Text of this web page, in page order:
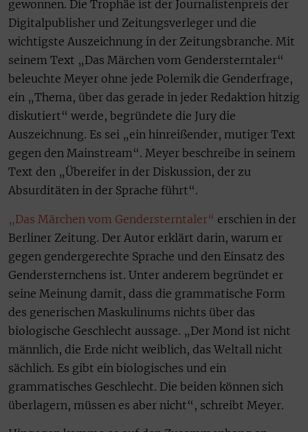
gewonnen. Die Trophäe ist der Journalistenpreis der
Digitalpublisher und Zeitungsverleger und die
wichtigste Auszeichnung in der Zeitungsbranche. Mit
seinem Text „Das Märchen vom Gendersterntaler“
beleuchte Meyer ohne jede Polemik die Genderfrage,
ein „Thema, über das gerade in jeder Redaktion hitzig
diskutiert“ werde, begründete die Jury die
Auszeichnung. Es sei „ein hinreißender, mutiger Text
gegen den Mainstream“. Meyer beschreibe in seinem
Text den „Übereifer in der Diskussion, der zu
Absurditäten in der Sprache führt“.
„Das Märchen vom Gendersterntaler“ erschien in der
Berliner Zeitung. Der Autor erklärt darin, warum er
gegen gendergerechte Sprache und den Einsatz des
Gendersternchens ist. Unter anderem begründet er
seine Meinung damit, dass die grammatische Form
des generischen Maskulinums nichts über das
biologische Geschlecht aussage. „Der Mond ist nicht
männlich, die Erde nicht weiblich, das Weltall nicht
sächlich. Es gibt ein biologisches und ein
grammatisches Geschlecht. Die beiden können sich
überlagern, müssen es aber nicht“, schreibt Meyer.